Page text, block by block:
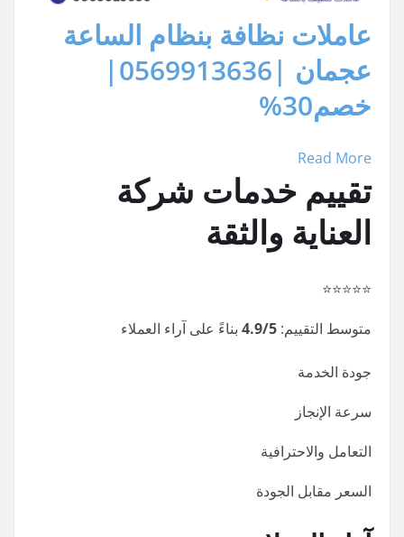
عاملات نظافة بنظام الساعة
عجمان |0569913636|
خصم30%
Read More
تقييم خدمات شركة العناية
متوسط التقييم: 4.9/5 بناءً على آراء العملاء
سرعة الإنجاز